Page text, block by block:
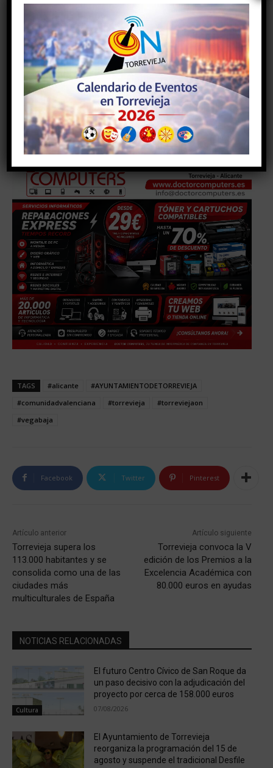
Con esta reprogramación, el Instituto Municipal de
Cultura mantiene su apuesta por impulsar la actividad
artística y expositiva de la ciudad, reforzando además
la colaboración cultural con la UNED Torrevieja y
poniendo en valor el patrimonio artístico vinculado al
- Anuncio -
TAGS #alicante
#AYUNTAMIENTODETORREVIEJA
#comunidadvalenciana
#torrevieja
#torreviejaon
#vegabaja
Facebook Twitter Pinterest
Artículo anterior
Torrevieja supera los
113.000 habitantes y se
consolida como una de las
ciudades más
multiculturales de España
Artículo siguiente
Torrevieja convoca la V
edición de los Premios a la
Excelencia Académica con
80.000 euros en ayudas
NOTICIAS RELACIONADAS
Cultura
El futuro Centro Cívico de San Roque da
un paso decisivo con la adjudicación del
proyecto por cerca de 158.000 euros
07/08/2026
El Ayuntamiento de Torrevieja
reorganiza la programación del 15 de
agosto y suspende el tradicional Desfile